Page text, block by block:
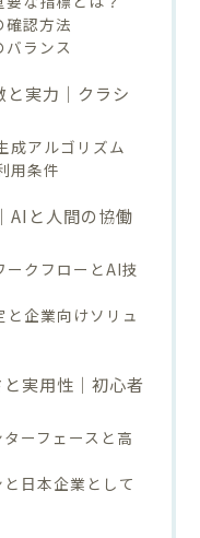
確認方法
ランス
実力｜クラシ
成アルゴリズム
用条件
と人間の協働
クフローとAI技
企業向けソリュ
実用性｜初心者
ーフェースと高
日本企業として